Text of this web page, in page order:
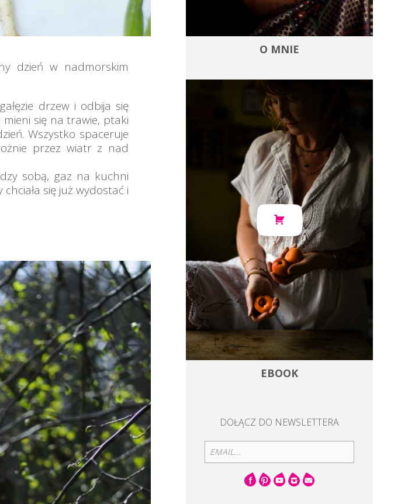
dzień w nadmorskim
drzew i odbija się
się na trawie, ptaki
Wszystko spaceruje
przez wiatr z nad
sobą, gaz na kuchni
się już wydostać i
O MNIE
EBOOK
DOŁĄCZ DO NEWSLETTERA
EMAIL